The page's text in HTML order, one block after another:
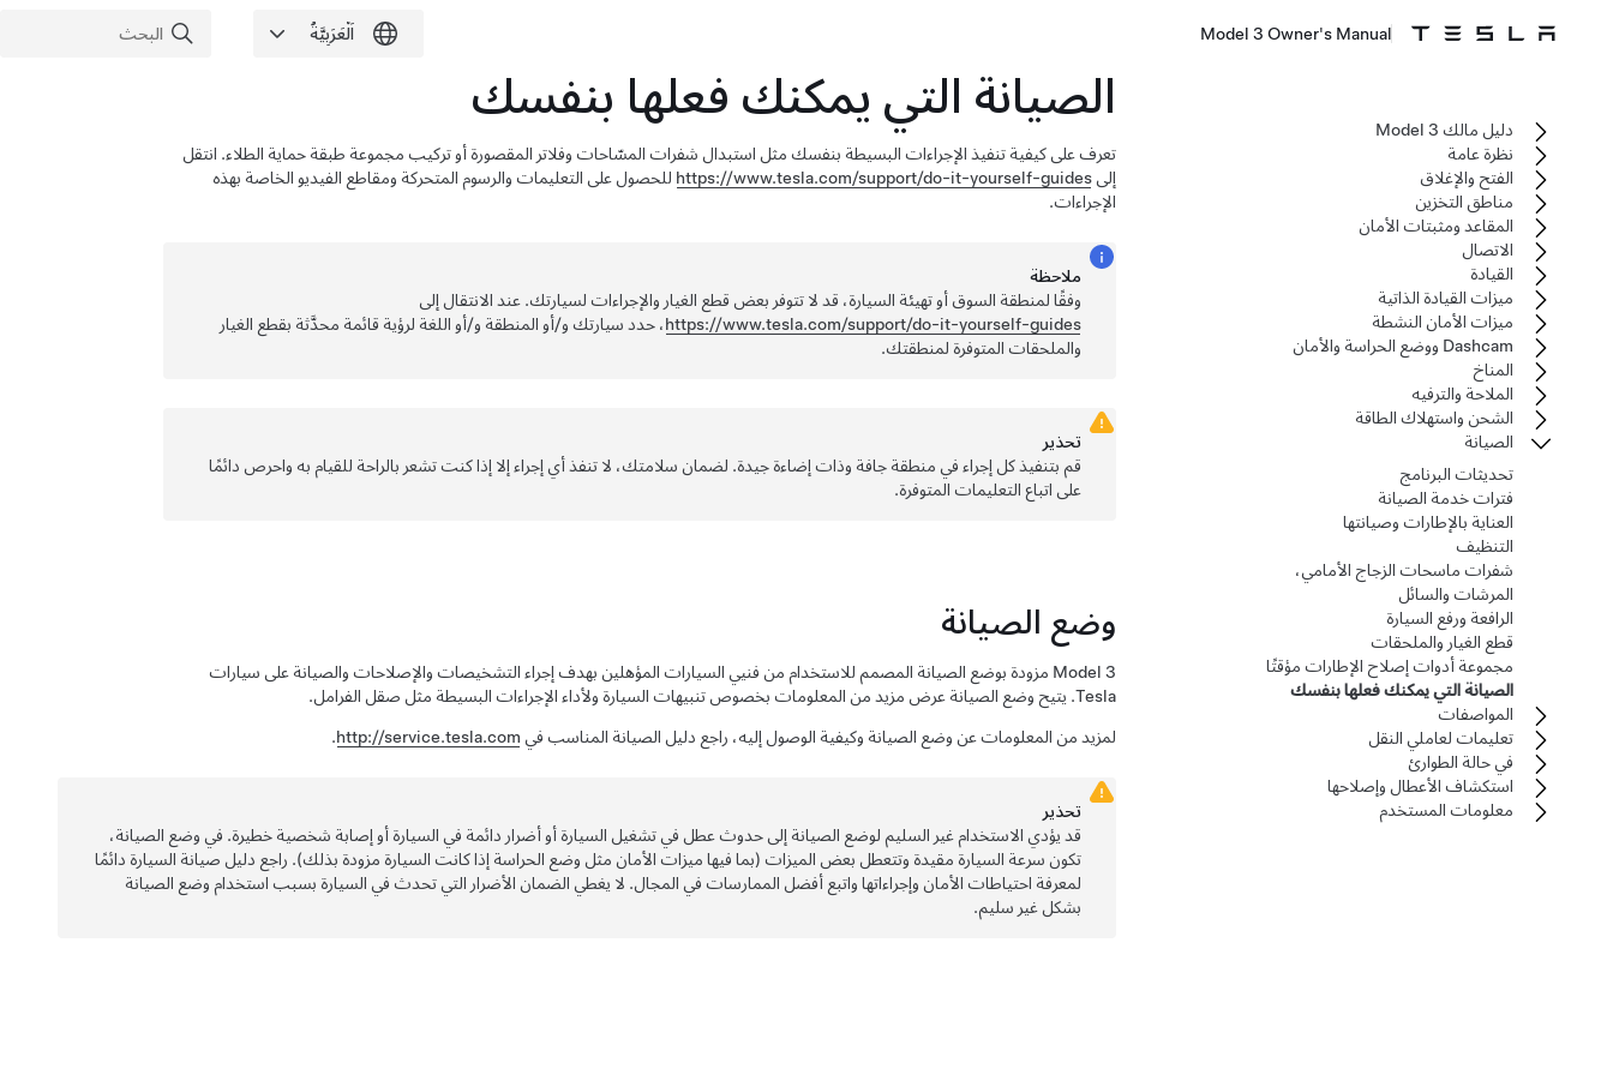
Model 3 Owner's Manual
الصيانة التي يمكنك فعلها بنفسك
تعرف على كيفية تنفيذ الإجراءات البسيطة بنفسك مثل استبدال شفرات المسّاحات وفلاتر المقصورة أو تركيب مجموعة طبقة حماية الطلاء. انتقل
إلى https://www.tesla.com/support/do-it-yourself-guides للحصول على التعليمات والرسوم المتحركة ومقاطع الفيديو الخاصة بهذه
الإجراءات.
ملاحظة
وفقًا لمنطقة السوق أو تهيئة السيارة، قد لا تتوفر بعض قطع الغيار والإجراءات لسيارتك. عند الانتقال إلى
https://www.tesla.com/support/do-it-yourself-guides، حدد سيارتك و/أو المنطقة و/أو اللغة لرؤية قائمة محدَّثة بقطع الغيار
والملحقات المتوفرة لمنطقتك.
تحذير
قم بتنفيذ كل إجراء في منطقة جافة وذات إضاءة جيدة. لضمان سلامتك، لا تنفذ أي إجراء إلا إذا كنت تشعر بالراحة للقيام به واحرص دائمًا
على اتباع التعليمات المتوفرة.
وضع الصيانة
Model 3 مزودة بوضع الصيانة المصمم للاستخدام من فنيي السيارات المؤهلين بهدف إجراء التشخيصات والإصلاحات والصيانة على سيارات
Tesla. يتيح وضع الصيانة عرض مزيد من المعلومات بخصوص تنبيهات السيارة ولأداء الإجراءات البسيطة مثل صقل الفرامل.
لمزيد من المعلومات عن وضع الصيانة وكيفية الوصول إليه، راجع دليل الصيانة المناسب في http://service.tesla.com
.
تحذير
قد يؤدي الاستخدام غير السليم لوضع الصيانة إلى حدوث عطل في تشغيل السيارة أو أضرار دائمة في السيارة أو إصابة شخصية خطيرة. في وضع الصيانة،
تكون سرعة السيارة مقيدة وتتعطل بعض الميزات (بما فيها ميزات الأمان مثل وضع الحراسة إذا كانت السيارة مزودة بذلك). راجع دليل صيانة السيارة دائمًا
لمعرفة احتياطات الأمان وإجراءاتها واتبع أفضل الممارسات في المجال. لا يغطي الضمان الأضرار التي تحدث في السيارة بسبب استخدام وضع الصيانة
بشكل غير سليم.
دليل مالك Model 3
نظرة عامة
الفتح والإغلاق
مناطق التخزين
المقاعد ومثبتات الأمان
الاتصال
القيادة
ميزات القيادة الذاتية
ميزات الأمان النشطة
Dashcam ووضع الحراسة والأمان
المناخ
الملاحة والترفيه
الشحن واستهلاك الطاقة
الصيانة
تحديثات البرنامج
فترات خدمة الصيانة
العناية بالإطارات وصيانتها
التنظيف
شفرات ماسحات الزجاج الأمامي،
المرشات والسائل
الرافعة ورفع السيارة
قطع الغيار والملحقات
مجموعة أدوات إصلاح الإطارات مؤقتًا
الصيانة التي يمكنك فعلها بنفسك
المواصفات
تعليمات لعاملي النقل
في حالة الطوارئ
استكشاف الأعطال وإصلاحها
معلومات المستخدم